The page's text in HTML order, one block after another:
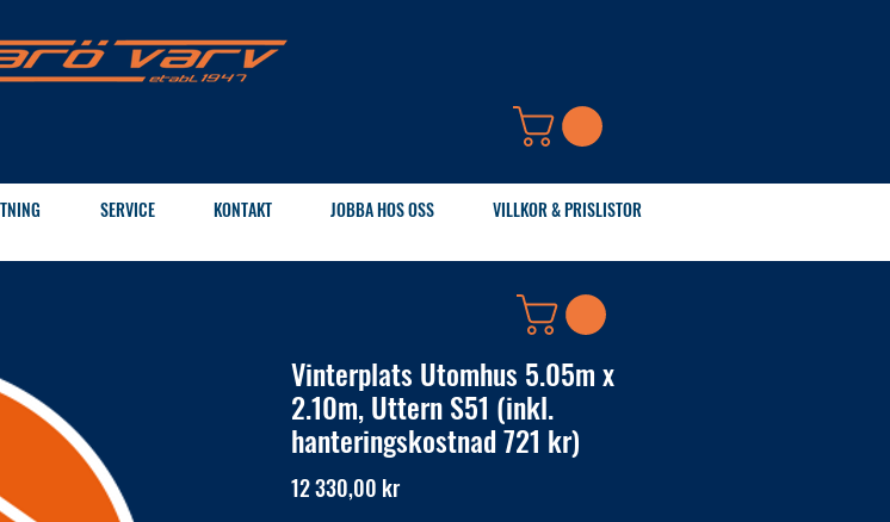
SERVICE KONTAKT JOBBA HOS OSS VILLKOR & PRISLISTOR
Vinterplats Utomhus 5.05m x
2.10m, Uttern S51 (inkl.
hanteringskostnad 721 kr)
12 330,00 krPris